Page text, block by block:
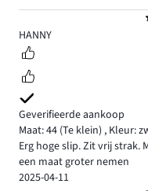
4
HANNY
Geverifieerde aankoop
Maat: 44 (Te klein) , Kleur:
Erg hoge slip. Zit vrij strak.
een maat groter nemen
2025-04-11